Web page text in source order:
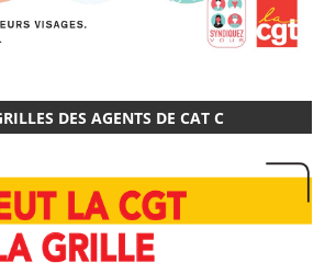
DES AGENTS DE CAT C